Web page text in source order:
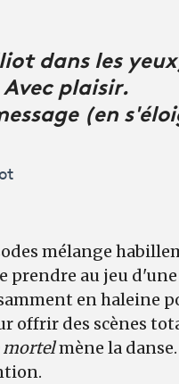
dans les
plaisir.
(en
mélange
prendre au jeu
en haleine
offrir des scènes
mortelmène la